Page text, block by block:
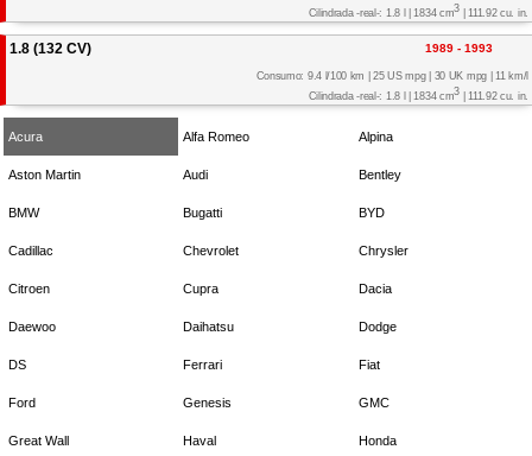
Cilindrada -real-: 1.8 l | 1834 cm3 | 111.92 cu. in.
1.8 (132 CV) 1989 - 1993
Consumo: 9.4 l/100 km | 25 US mpg | 30 UK mpg | 11 km/l
Cilindrada -real-: 1.8 l | 1834 cm3 | 111.92 cu. in.
Acura Alfa Romeo Alpina
Aston Martin Audi Bentley
BMW Bugatti BYD
Cadillac Chevrolet Chrysler
Citroen Cupra Dacia
Daewoo Daihatsu Dodge
DS Ferrari Fiat
Ford Genesis GMC
Great Wall Haval Honda